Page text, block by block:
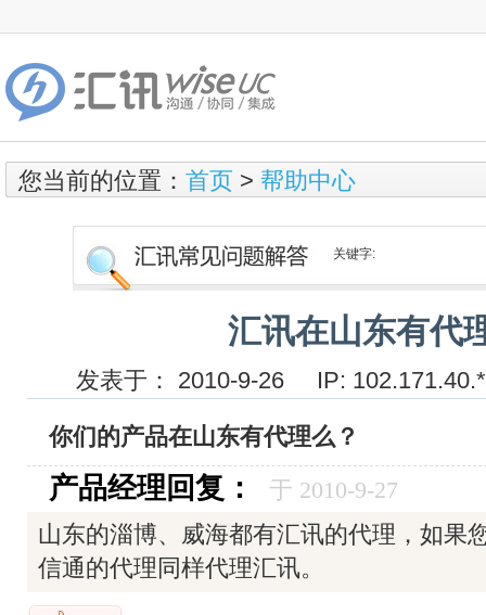
您当前的位置： 首页 > 帮助中心
关键字:
汇讯在山东有代
发表于： 2010-9-26 IP:
你们的产品在山东有代理么？
产品经理回复：
于 2010-9-27
山东的淄博、威海都有汇讯的代理，如果
信通的代理同样代理汇讯。